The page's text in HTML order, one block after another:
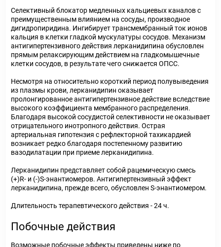
Селективный блокатор медленных кальциевых каналов с
преимущественным влиянием на сосуды, производное
дигидропиридина. Ингибирует трансмембранный ток ионов
кальция в клетки гладкой мускулатуры сосудов. Механизм
антигипертензивного действия лерканидипина обусловлен
прямым релаксирующим действием на гладкомышечные
клетки сосудов, в результате чего снижается ОПСС.
Несмотря на относительно короткий период полувыведения
из плазмы крови, лерканидипин оказывает
пролонгированное антигипертензивное действие вследствие
высокого коэффициента мембранного распределения.
Благодаря высокой сосудистой селективности не оказывает
отрицательного инотропного действия. Острая
артериальная гипотензия с рефлекторной тахикардией
возникает редко благодаря постепенному развитию
вазодилатации при приеме лерканидипина.
Лерканидипин представляет собой рацемическую смесь
(+)R- и (-)S-энантиомеров. Антигипертензивный эффект
лерканидипина, прежде всего, обусловлен S-энантиомером.
Длительность терапевтического действия - 24 ч.
Побочные действия
Возможные побочные эффекты приведены ниже по